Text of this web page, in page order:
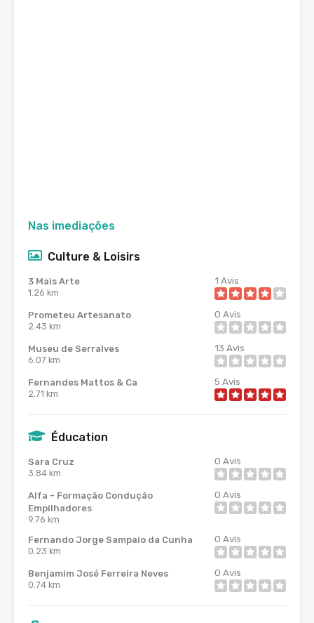
Nas imediações
Culture & Loisirs
3 Mais Arte
1.26 km
1 Avis
Prometeu Artesanato
2.43 km
0 Avis
Museu de Serralves
6.07 km
13 Avis
Fernandes Mattos & Ca
2.71 km
5 Avis
Éducation
Sara Cruz
3.84 km
0 Avis
Alfa - Formação Condução
Empilhadores
9.76 km
0 Avis
Fernando Jorge Sampaio da Cunha
0.23 km
0 Avis
Benjamim José Ferreira Neves
0.74 km
0 Avis